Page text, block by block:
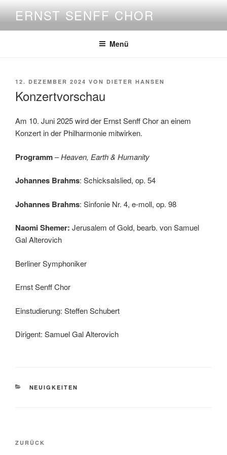
springen
ERNST SENFF CHOR
Menü
VERÖFFENTLICHT
12. DEZEMBER 2024 VON DIETER HANSEN
Konzertvorschau
Am 10. Juni 2025 wird der Ernst Senff Chor an einem
Konzert in der Philharmonie mitwirken.
Programm–Heaven, Earth & Humanity
Johannes Brahms: Schicksalslied, op. 54
Johannes Brahms: Sinfonie Nr. 4, e-moll, op. 98
Naomi Shemer: Jerusalem of Gold, bearb. von Samuel
Gal Alterovich
Berliner Symphoniker
Ernst Senff Chor
Einstudierung: Steffen Schubert
Dirigent: Samuel Gal Alterovich
KATEGORIEN
NEUIGKEITEN
Beitragsnavigation
Vorheriger
ZURÜCK